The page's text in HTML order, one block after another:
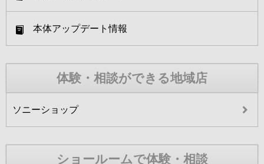
本体アップデート情報
体験・相談ができる地域店
ソニーショップ
ショールームで体験・相談